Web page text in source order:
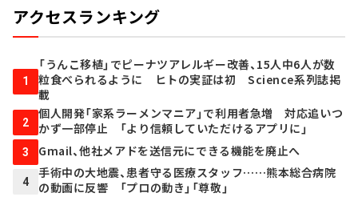
アクセスランキング
1
「うんこ移植」でピーナツアレルギー改善、15人中6人が数
粒食べられるように ヒトの実証は初 Science系列誌掲
載
2
個人開発「家系ラーメンマニア」で利用者急増 対応追いつ
かず一部停止 「より信頼していただけるアプリに」
3 Gmail、他社メアドを送信元にできる機能を廃止へ
4
手術中の大地震、患者守る医療スタッフ……熊本総合病院
の動画に反響 「プロの動き」「尊敬」